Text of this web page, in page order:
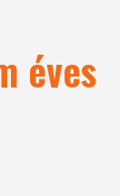
éves